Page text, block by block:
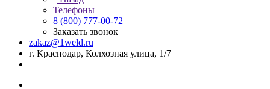
Телефоны
8 (800) 777-00-72
Заказать звонок
zakaz@1weld.ru
г. Краснодар, Колхозная улица, 1/7